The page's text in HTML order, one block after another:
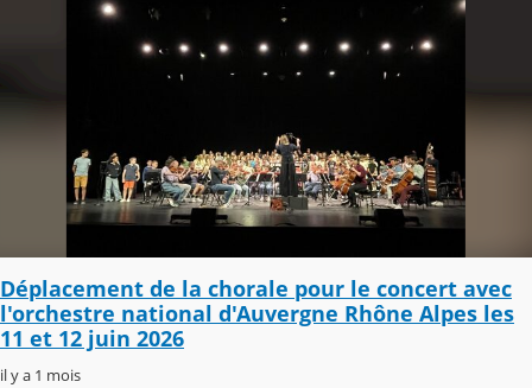
Déplacement de la chorale pour le concert avec
l'orchestre national d'Auvergne Rhône Alpes les
11 et 12 juin 2026
il y a 1 mois